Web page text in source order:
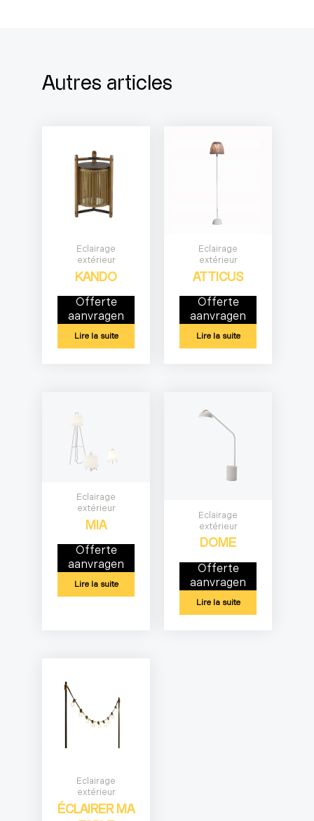
Autres articles
Eclairage
extérieur
KANDO
Offerte
aanvragen
Lire la suite
Eclairage
extérieur
ATTICUS
Offerte
aanvragen
Lire la suite
Eclairage
extérieur
MIA
Offerte
aanvragen
Lire la suite
Eclairage
extérieur
DOME
Offerte
aanvragen
Lire la suite
Eclairage
extérieur
ÉCLAIRER MA